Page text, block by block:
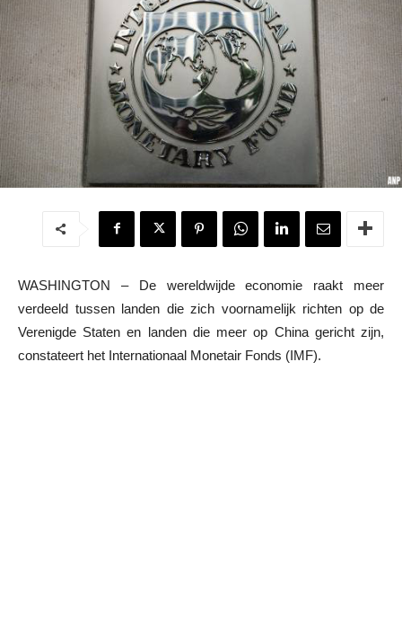
WASHINGTON – De wereldwijde economie raakt meer
verdeeld tussen landen die zich voornamelijk richten op de
Verenigde Staten en landen die meer op China gericht zijn,
constateert het Internationaal Monetair Fonds (IMF).